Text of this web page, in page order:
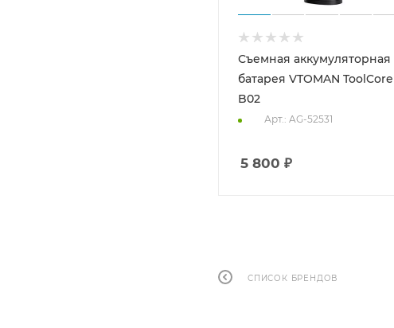
Съемная аккумуляторная
батарея VTOMAN ToolCore
B02
Арт.: AG-52531
5 800 ₽
СПИСОК БРЕНДОВ